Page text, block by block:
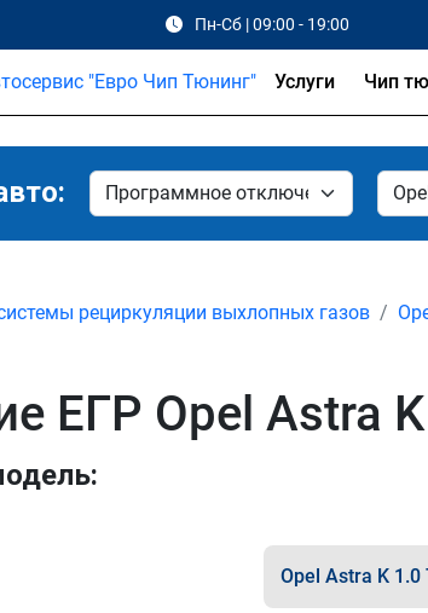
Пн-Сб | 09:00 - 19:00
Услуги Чип
рециркуляции выхлопных газов
ЕГР Opel Astra
Opel Astra K 1.0